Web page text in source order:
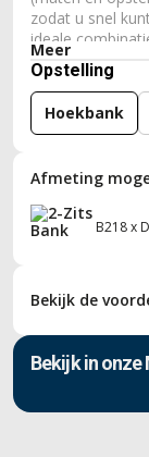
zodat u snel
ideale
bankstel ook
een bank die
zitcomfort.
Meer
Opstelling
Hoekbank
Afmeting
B218 x
Bekijk de
Bekijk in